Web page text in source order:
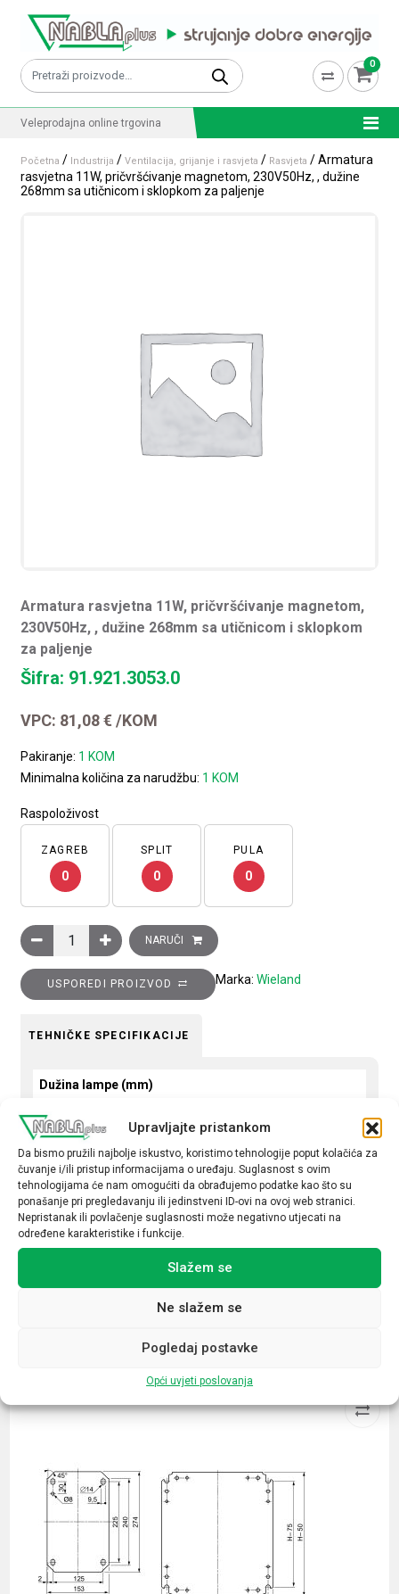
Upravljajte pristankom
Da bismo pružili najbolje iskustvo, koristimo tehnologije poput kolačića za
čuvanje i/ili pristup informacijama o uređaju. Suglasnost s ovim
tehnologijama će nam omogućiti da obrađujemo podatke kao što su
ponašanje pri pregledavanju ili jedinstveni ID-ovi na ovoj web stranici.
Nepristanak ili povlačenje suglasnosti može negativno utjecati na
određene karakteristike i funkcije.
Slažem se
Ne slažem se
Pogledaj postavke
Opći uvjeti poslovanja
Pretraži: 0
Veleprodajna online trgovina
Početna / Industrija /Ventilacija, grijanje i rasvjeta / Rasvjeta / Armatura
rasvjetna 11W, pričvršćivanje magnetom, 230V50Hz, , dužine
268mm sa utičnicom i sklopkom za paljenje
Armatura rasvjetna 11W, pričvršćivanje magnetom,
230V50Hz, , dužine 268mm sa utičnicom i sklopkom
za paljenje
Šifra: 91.921.3053.0
VPC: 81,08€ /KOM
Pakiranje: 1 KOM
Minimalna količina za narudžbu: 1 KOM
Raspoloživost
ZAGREB
0
SPLIT
0
PULA
0
Armatura rasvjetna 11W, pričvršćivanje magnetom,
NARUČI
USPOREDI PROIZVOD Marka: Wieland
TEHNIČKE SPECIFIKACIJE
Dužina lampe (mm)
268
Utičnica
s utičnicom
Napon (V)
230
Povezani proizvodi